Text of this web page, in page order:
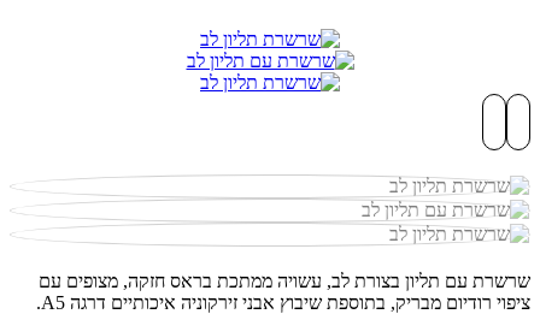
שרשרת עם תליון בצורת לב, עשויה ממתכת בראס חזקה, מצופים עם
ציפוי רודיום מבריק, בתוספת שיבוץ אבני זירקוניה איכותיים דרגה A5.